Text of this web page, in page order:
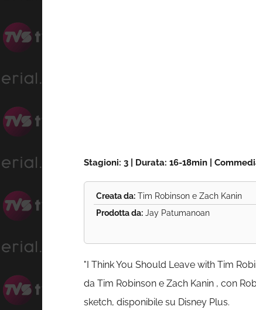
Stagioni: 3 | Durata: 16-18min |
Creata da:Tim Robinson e Zach Kanin
Prodotta da:Jay Patumanoan
"I Think You Should Leave with Tim
da Tim Robinson e Zach Kanin , con
sketch, disponibile su Disney Plus.